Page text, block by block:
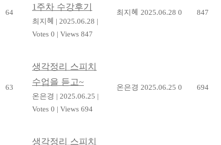
64
1주차 수강후기
최지혜 | 2025.06.28 |
Votes 0 | Views 847
최지혜 2025.06.28 0 847
63
생각정리 스피치
수업을 듣고~
온은경 | 2025.06.25 |
Votes 0 | Views 694
온은경 2025.06.25 0 694
생각정리 스피치